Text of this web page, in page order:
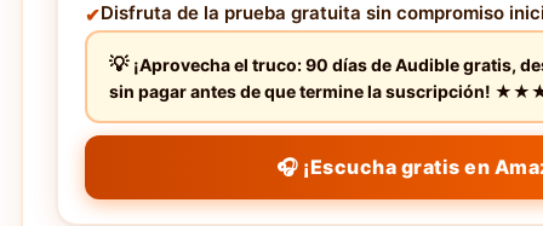
Disfruta de la prueba gratuita sin compromiso
¡Aprovecha el truco: 90 días de Audible gratis,
sin pagar antes de que termine la suscripción!
🎧 ¡Escucha gratis en